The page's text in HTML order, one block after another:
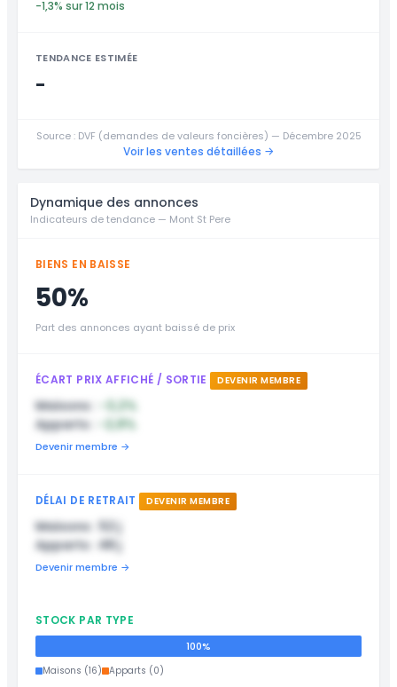
-1,3% sur 12 mois
TENDANCE ESTIMÉE
-
Source : DVF (demandes de valeurs foncières) — Décembre 2025
Voir les ventes détaillées →
Dynamique des annonces
Indicateurs de tendance — Mont St Pere
BIENS EN BAISSE
50%
Part des annonces ayant baissé de prix
ÉCART PRIX AFFICHÉ / SORTIE DEVENIR MEMBRE
Maisons :
-3,2%
Apparts :
-2,8%
Devenir membre →
DÉLAI DE RETRAIT DEVENIR MEMBRE
Maisons : 52 j
Apparts : 48 j
Devenir membre →
STOCK PAR TYPE
100%
Maisons (16) Apparts (0)